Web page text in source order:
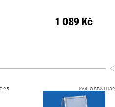
1 089 Kč
Kód:OSB2JH32